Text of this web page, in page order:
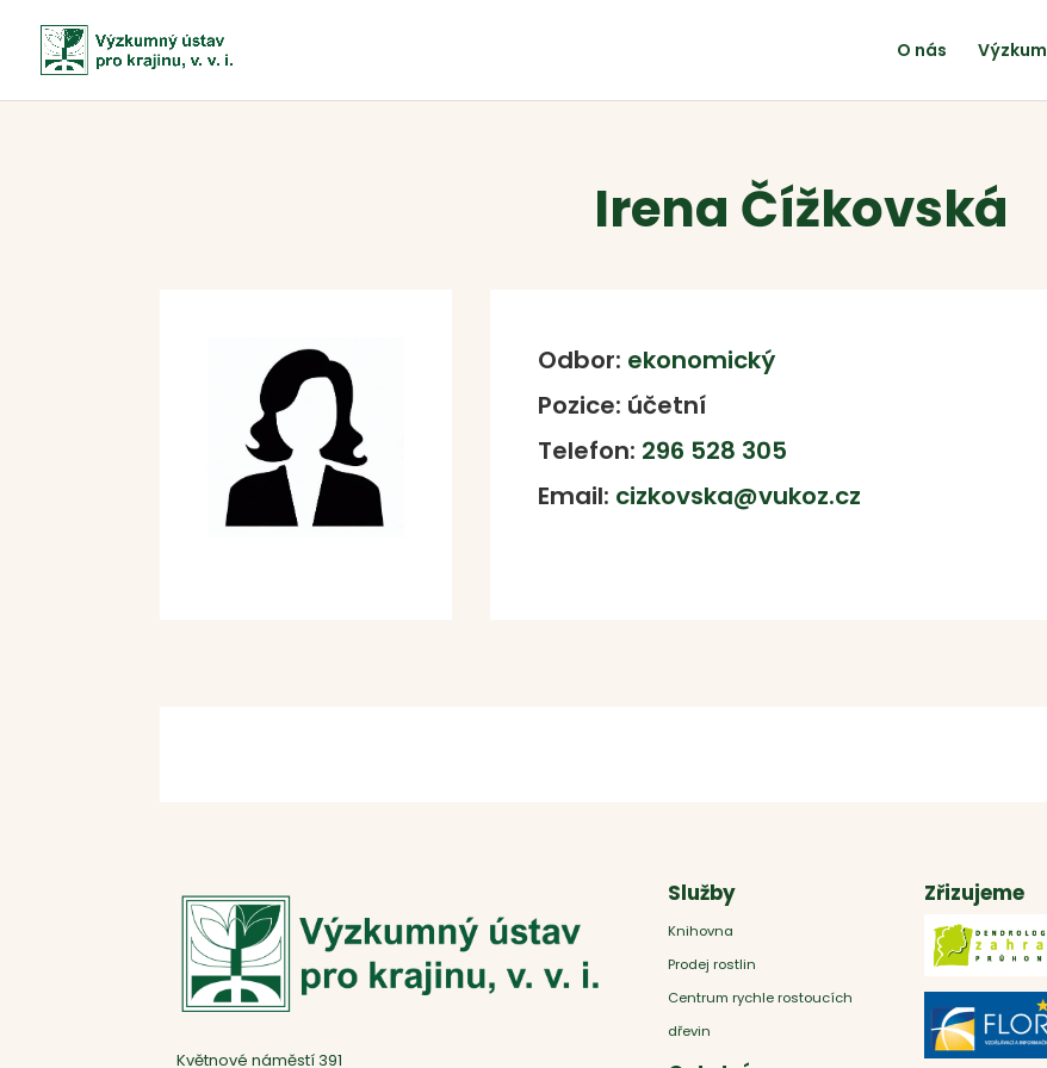
O nás Výzkum
Irena Čížkovská
Odbor: ekonomický
Pozice: účetní
Telefon: 296 528 305
Email: cizkovska@vukoz.cz
Květnové náměstí 391
Služby
Knihovna
Prodej rostlin
Centrum rychle rostoucích
dřevin
Zřizujeme